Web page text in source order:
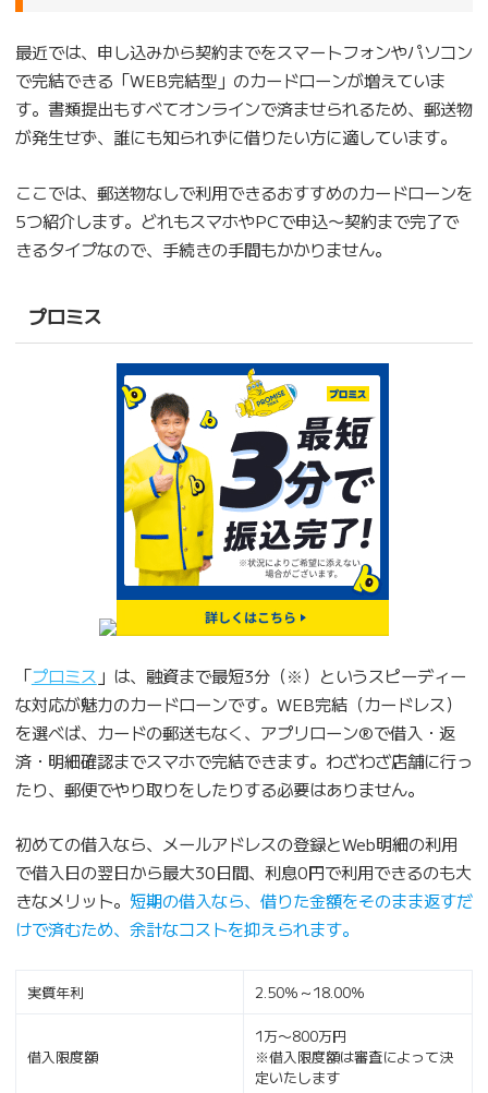
最近では、申し込みから契約までをスマートフォンやパソコン
で完結できる「WEB完結型」のカードローンが増えていま
す。書類提出もすべてオンラインで済ませられるため、郵送物
が発生せず、誰にも知られずに借りたい方に適しています。
ここでは、郵送物なしで利用できるおすすめのカードローンを
5つ紹介します。どれもスマホやPCで申込〜契約まで完了で
きるタイプなので、手続きの手間もかかりません。
プロミス
「プロミス 」は、融資まで最短3分（※）というスピーディー
な対応が魅力のカードローンです。WEB完結（カードレス）
を選べば、カードの郵送もなく、アプリローン®で借入・返
済・明細確認までスマホで完結できます。わざわざ店舗に行っ
たり、郵便でやり取りをしたりする必要はありません。
初めての借入なら、メールアドレスの登録とWeb明細の利用
で借入日の翌日から最大30日間、利息0円で利用できるのも大
きなメリット。 短期の借入なら、借りた金額をそのまま返すだ
けで済むため、余計なコストを抑えられます。
実質年利 2.50％～18.00％
借入限度額
1万〜800万円
※借入限度額は審査によって決
定いたします